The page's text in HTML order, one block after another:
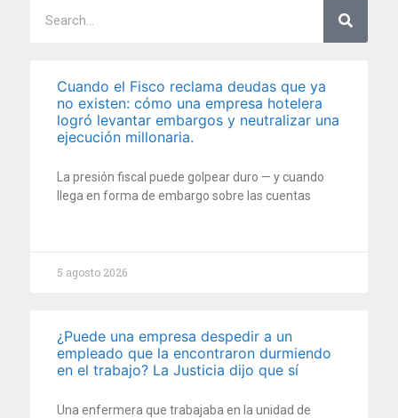
Cuando el Fisco reclama deudas que ya
no existen: cómo una empresa hotelera
logró levantar embargos y neutralizar una
ejecución millonaria.
La presión fiscal puede golpear duro — y cuando
llega en forma de embargo sobre las cuentas
5 agosto 2026
¿Puede una empresa despedir a un
empleado que la encontraron durmiendo
en el trabajo? La Justicia dijo que sí
Una enfermera que trabajaba en la unidad de